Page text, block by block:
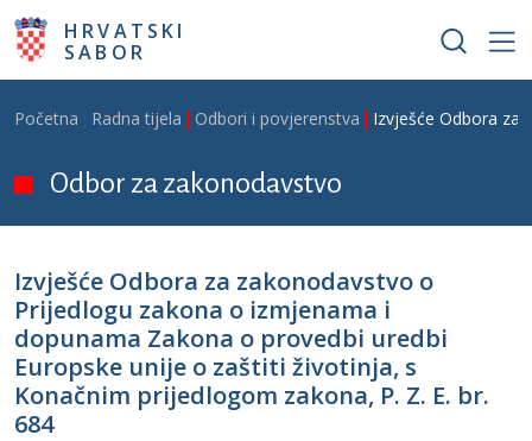
Skoči na glavni sadržaj
HRVATSKI
SABOR
Breadcrumb
Početna Radna tijela Odbori i povjerenstva Izvješće Odbora za
Odbor za zakonodavstvo
Izvješće Odbora za zakonodavstvo o
Prijedlogu zakona o izmjenama i
dopunama Zakona o provedbi uredbi
Europske unije o zaštiti životinja, s
Konačnim prijedlogom zakona, P. Z. E. br.
684